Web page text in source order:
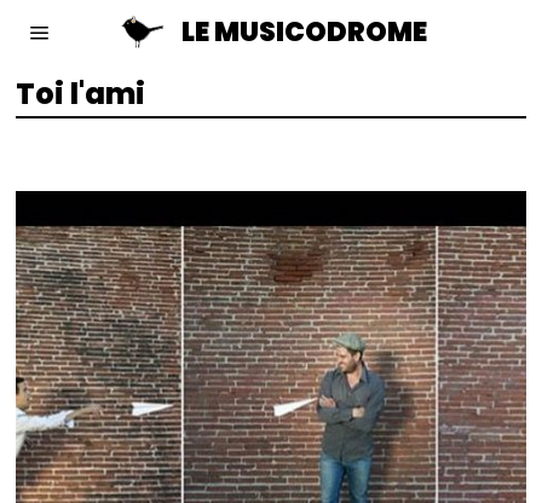
LE MUSICODROME
Toi l'ami